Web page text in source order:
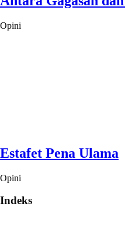
Opini
Estafet Pena Ulama
Opini
Indeks